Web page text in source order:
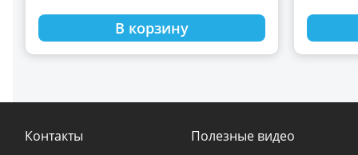
В корзину
Контакты
Полезные видео